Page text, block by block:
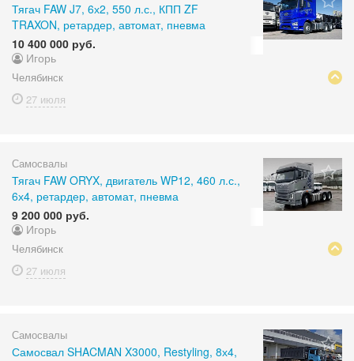
Тягач FAW J7, 6х2, 550 л.с., КПП ZF
TRAXON, ретардер, автомат, пневма
10 400 000 руб.
Игорь
Челябинск
27 июля
Самосвалы
Тягач FAW ORYX, двигатель WP12, 460 л.с.,
6х4, ретардер, автомат, пневма
9 200 000 руб.
Игорь
Челябинск
27 июля
Самосвалы
Самосвал SHACMAN X3000, Restyling, 8х4,